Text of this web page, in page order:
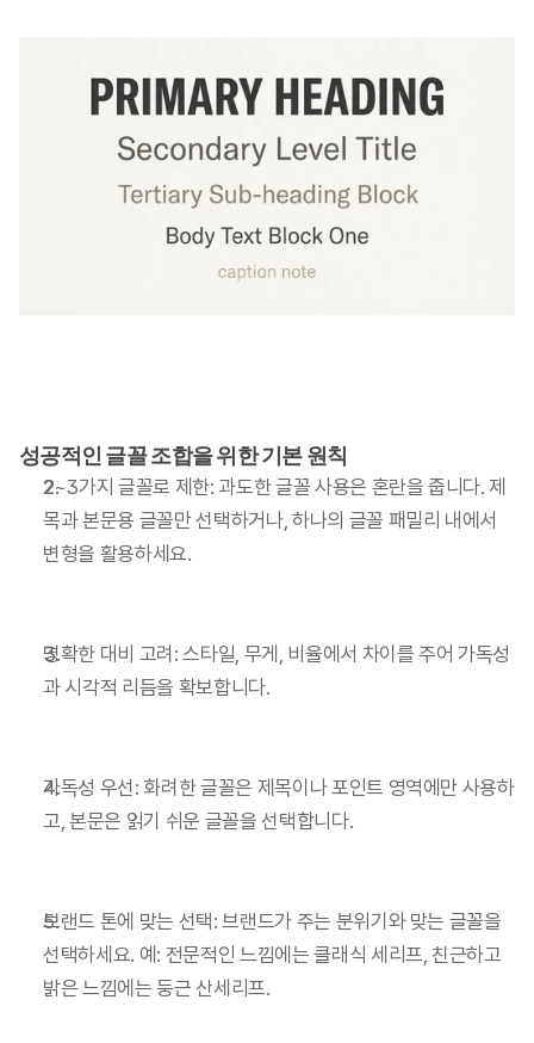
성공적인 글꼴 조합을 위한 기본 원칙
2~3가지 글꼴로 제한: 과도한 글꼴 사용은 혼란을 줍니다. 제
목과 본문용 글꼴만 선택하거나, 하나의 글꼴 패밀리 내에서
변형을 활용하세요.
명확한 대비 고려: 스타일, 무게, 비율에서 차이를 주어 가독성
과 시각적 리듬을 확보합니다.
가독성 우선: 화려한 글꼴은 제목이나 포인트 영역에만 사용하
고, 본문은 읽기 쉬운 글꼴을 선택합니다.
브랜드 톤에 맞는 선택: 브랜드가 주는 분위기와 맞는 글꼴을
선택하세요. 예: 전문적인 느낌에는 클래식 세리프, 친근하고
밝은 느낌에는 둥근 산세리프.